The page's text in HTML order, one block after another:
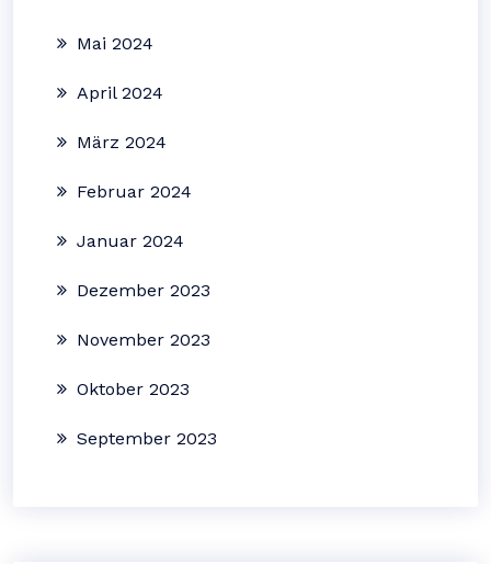
Mai 2024
April 2024
März 2024
Februar 2024
Januar 2024
Dezember 2023
November 2023
Oktober 2023
September 2023